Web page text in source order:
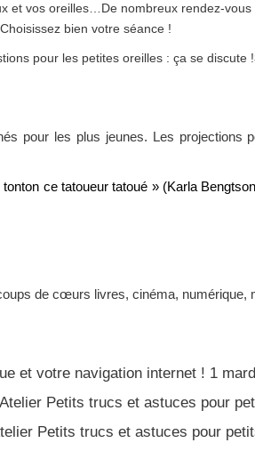
et vos oreilles…De nombreux rendez-vous
bien votre séance !
pour les petites oreilles : ça se discute !
pour les plus jeunes. Les projections
tonton ce tatoueur tatoué » (Karla
de cœurs livres, cinéma, numérique,
et votre navigation internet ! 1
Atelier Petits trucs et astuces pour
Petits trucs et astuces pour